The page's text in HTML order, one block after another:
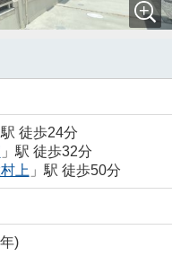
徒歩24分
」駅 徒歩32分
村上 」駅 徒歩50分
)